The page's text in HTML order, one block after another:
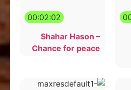
00:02:02
Shahar Hason –
Chance for peace